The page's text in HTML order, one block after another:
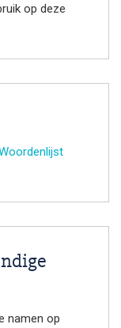
op deze
namen op